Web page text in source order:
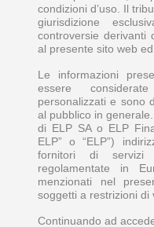
condizioni d’uso. Il
giurisdizione
controversie derivanti
al presente sito web ed
Le informazioni
essere
personalizzati e sono
al pubblico in
di ELP SA o ELP
ELP” o “ELP”)
fornitori di servizi
regolamentate in
menzionati nel
soggetti a restrizioni di
Continuando ad